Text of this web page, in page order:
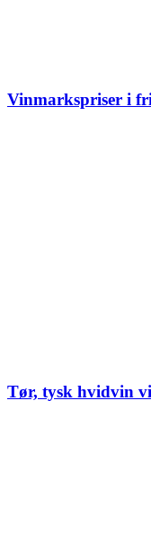
Vinmarkspriser i
Tør, tysk hvidvin